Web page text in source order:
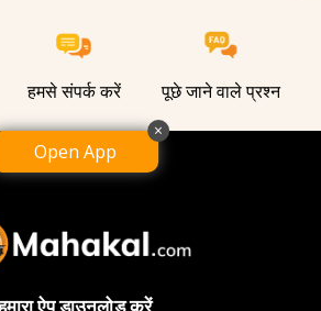
हमसे संपर्क करें पूछे जाने वाले प्रश्न
ऐप डाउनलोड करें
Open App
×